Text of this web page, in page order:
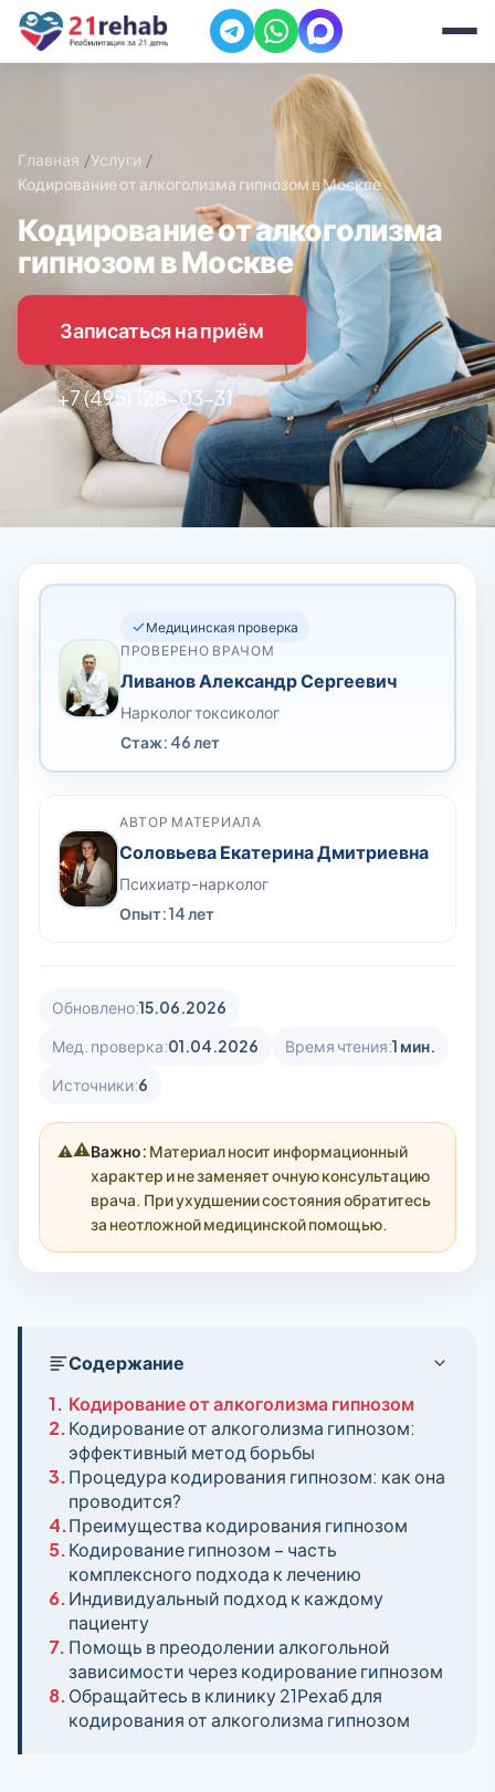
Главная
Услуги
Кодирование от алкоголизма гипнозом в Москве
Кодирование от алкоголизма
гипнозом в Москве
Записаться на приём
+7 (495) 128-03-31
Медицинская проверка
ПРОВЕРЕНО ВРАЧОМ
Ливанов Александр Сергеевич
Нарколог токсиколог
Стаж: 46 лет
АВТОР МАТЕРИАЛА
Соловьева Екатерина Дмитриевна
Психиатр-нарколог
Опыт: 14 лет
Обновлено:15.06.2026
Мед. проверка:01.04.2026 Время чтения:1 мин.
Источники:6
⚠️Важно: Материал носит информационный
характер и не заменяет очную консультацию
врача. При ухудшении состояния обратитесь
за неотложной медицинской помощью.
Содержание
1. Кодирование от алкоголизма гипнозом
2.Кодирование от алкоголизма гипнозом:
эффективный метод борьбы
3.Процедура кодирования гипнозом: как она
проводится?
4.Преимущества кодирования гипнозом
5.Кодирование гипнозом – часть
комплексного подхода к лечению
6.Индивидуальный подход к каждому
пациенту
7. Помощь в преодолении алкогольной
зависимости через кодирование гипнозом
8.Обращайтесь в клинику 21Рехаб для
кодирования от алкоголизма гипнозом